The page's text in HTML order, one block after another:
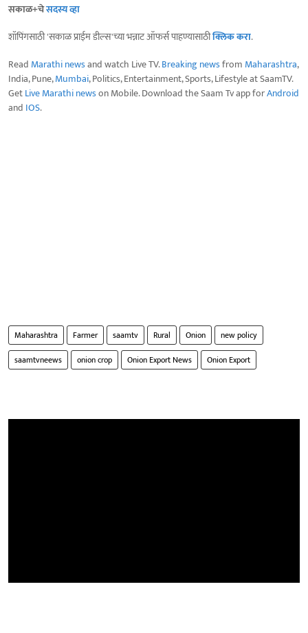
सकाळ+चेसदस्य व्हा
शॉपिंगसाठी 'सकाळ प्राईम डील्स'च्या भन्नाट ऑफर्स पाहण्यासाठीक्लिक करा.
Read Marathi newsand watch Live TV.Breaking newsfrom Maharashtra,
India, Pune,Mumbai, Politics, Entertainment, Sports, Lifestyle at SaamTV.
GetLive Marathi newson Mobile. Download the Saam Tv app forAndroid
and IOS.
Maharashtra Farmer saamtv Rural Onion
new policy
saamtvneews
onion crop Onion Export News Onion Export